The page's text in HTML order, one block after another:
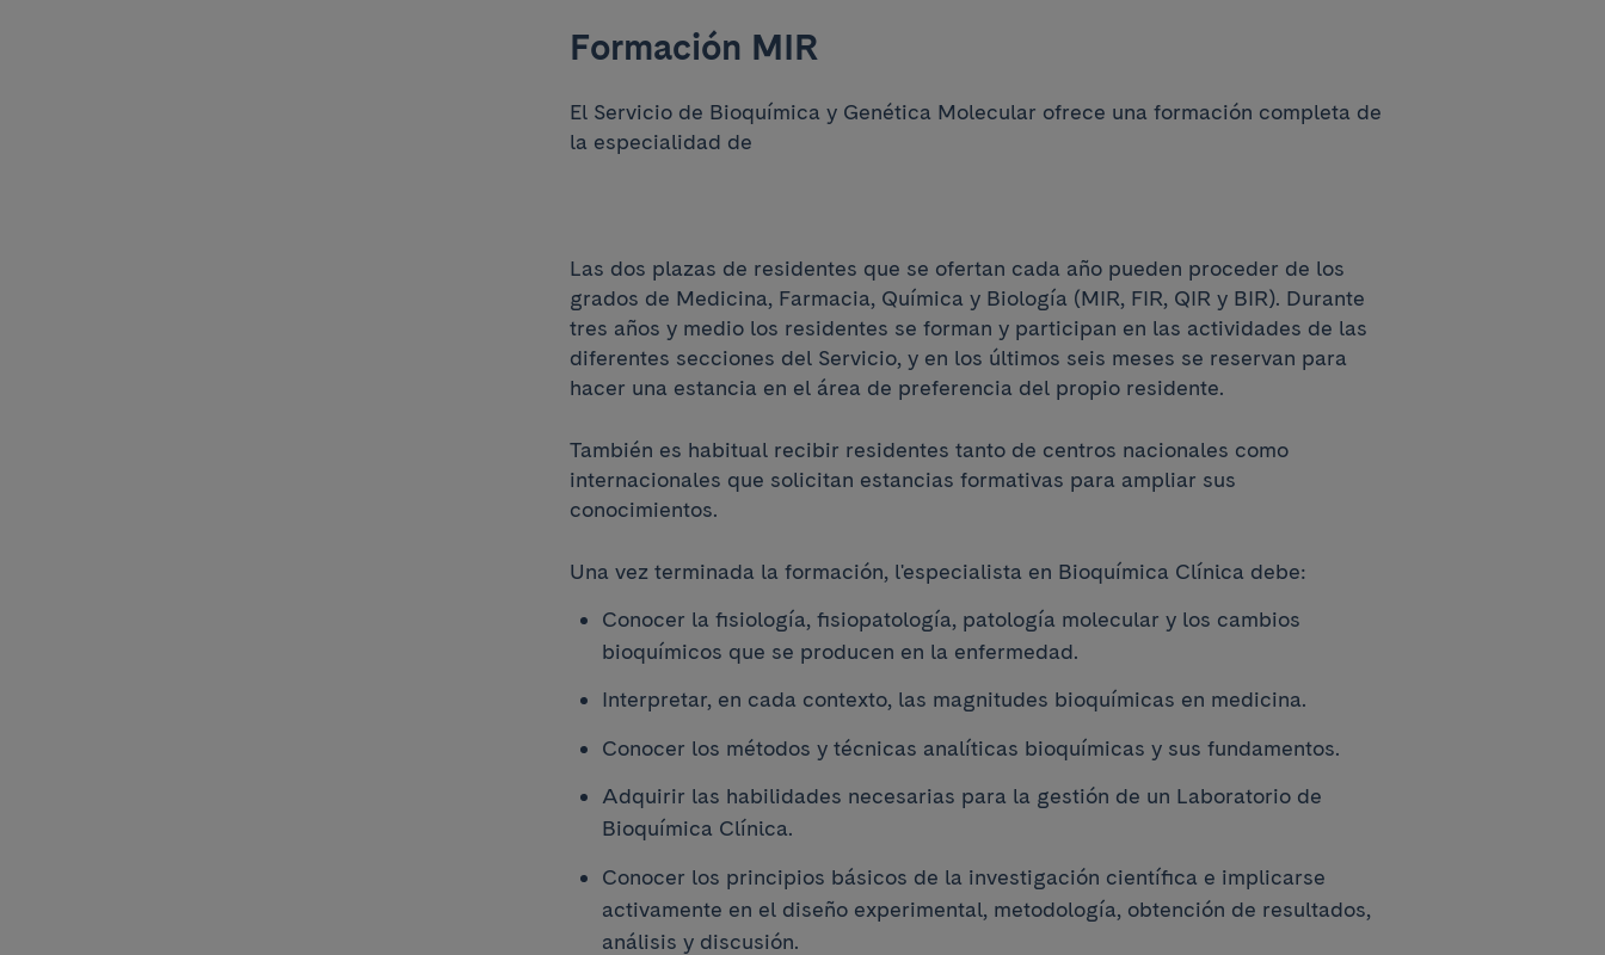
Formación MIR
El Servicio de Bioquímica y Genética Molecular ofrece una formación completa de
la especialidad de
Las dos plazas de residentes que se ofertan cada año pueden proceder de los
grados de Medicina, Farmacia, Química y Biología (MIR, FIR, QIR y BIR). Durante
tres años y medio los residentes se forman y participan en las actividades de las
diferentes secciones del Servicio, y en los últimos seis meses se reservan para
hacer una estancia en el área de preferencia del propio residente.
También es habitual recibir residentes tanto de centros nacionales como
internacionales que solicitan estancias formativas para ampliar sus
conocimientos.
Una vez terminada la formación, l'especialista en Bioquímica Clínica debe:
Conocer la fisiología, fisiopatología, patología molecular y los cambios
bioquímicos que se producen en la enfermedad.
Interpretar, en cada contexto, las magnitudes bioquímicas en medicina.
Conocer los métodos y técnicas analíticas bioquímicas y sus fundamentos.
Adquirir las habilidades necesarias para la gestión de un Laboratorio de
Bioquímica Clínica.
Conocer los principios básicos de la investigación científica e implicarse
activamente en el diseño experimental, metodología, obtención de resultados,
análisis y discusión.